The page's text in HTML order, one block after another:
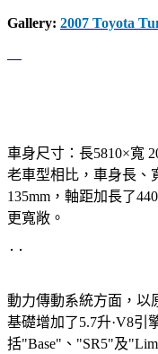
Gallery: 2007 Toyota
車身尺寸：長5810×寬
老車型相比，車身長、
135mm，軸距加長了
更寬敞。
動力傳動系統方面，以
基礎增加了5.7升·V8引
括"Base"、"SR5"及